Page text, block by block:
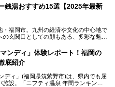
は千年」は、吉井温泉にある日帰り入
愛され続けています。今回は筆者自ら日
温泉を中心に詳細レビューします！
銭湯おすすめ15選【2025年最新
・福岡市。九州の経済や文化の中心地で
玄関口としての顔もある、多彩な魅力
ーパー銭湯も多種多彩。玄界灘を眺めら
のスーパー銭湯から、繁華街近くのレ
挙ご紹介します。
マンディ」体験レポート！福岡の
底紹介
ディ」(福岡県筑紫野市)は、県内でも屈
設。「ニフティ温泉 年間ランキング2